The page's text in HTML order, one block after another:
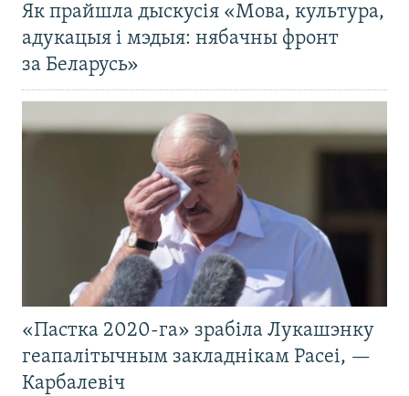
Як прайшла дыскусія «Мова, культура,
адукацыя і мэдыя: нябачны фронт
за Беларусь»
«Пастка 2020-га» зрабіла Лукашэнку
геапалітычным закладнікам Расеі, —
Карбалевіч